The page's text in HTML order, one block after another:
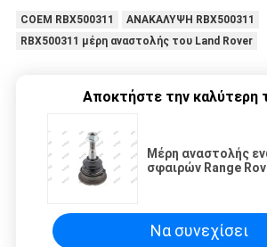
COEM RBX500311
ΑΝΑΚΑΛΥΨΗ RBX500311
RBX500311 μέρη αναστολής του Land Rover
Αποκτήστε την καλύτερη
Μέρη αναστολής
σφαιρών Range
Να συνεχίσει